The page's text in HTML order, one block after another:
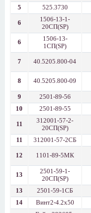
5 525.3730
6
1506-13-1-
20СП(SP)
6
1506-13-
1СП(SP)
7 40.5205.800-04
8 40.5205.800-09
9
2501-89-56
10
2501-89-55
11
312001-57-2-
20СП(SP)
11 312001-57-2СБ
12 1101-89-5МК
13
2501-59-1-
20СП(SP)
13 2501-59-1СБ
14
Винт2-4.2x50